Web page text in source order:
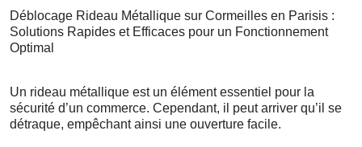
Déblocage Rideau Métallique sur Cormeilles en Parisis :
Solutions Rapides et Efficaces pour un Fonctionnement
Optimal
Un rideau métallique est un élément essentiel pour la
sécurité d’un commerce. Cependant, il peut arriver qu’il se
détraque, empêchant ainsi une ouverture facile.